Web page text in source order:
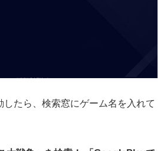
したら、検索窓にゲーム名を入れて